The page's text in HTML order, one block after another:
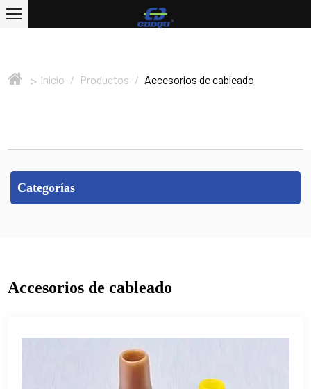
> Inicio / Productos / Accesorios de cableado
Categorías
Accesorios de cableado